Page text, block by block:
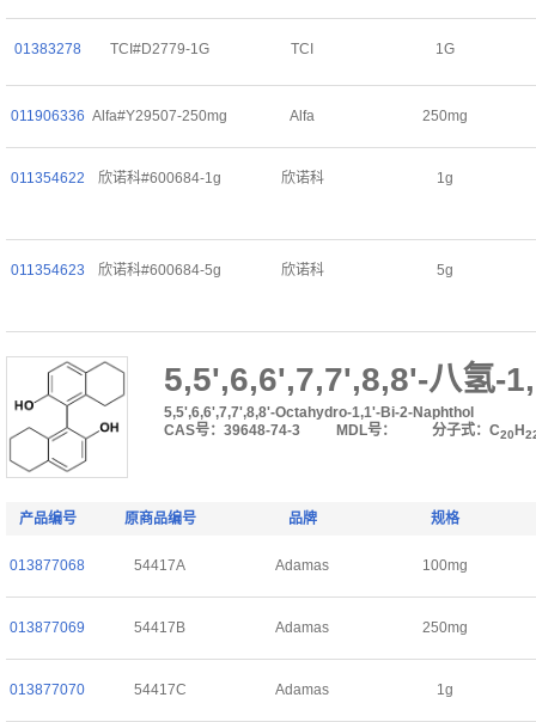
01383278 TCI#D2779-1G TCI 1G
011906336 Alfa#Y29507-250mg Alfa 250mg
011354622 欣诺科#600684-1g 欣诺科 1g
011354623 欣诺科#600684-5g 欣诺科 5g
5,5',6,6',7,7',8,8'-八氢-
5,5',6,6',7,7',8,8'-Octahydro-1,1'-Bi-2-Naphthol
CAS号：39648-74-3
MDL号： 分子式：C20 H
产品编号 原商品编号 品牌 规格
013877068 54417A Adamas 100mg
013877069 54417B Adamas 250mg
013877070 54417C Adamas 1g